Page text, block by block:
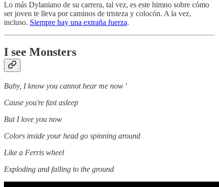
Lo más Dylaniano de su carrera, tal vez, es este himno sobre cómo
ser joven te lleva por caminos de tristeza y colocón. A la vez,
incluso. Siempre hay una extraña fuerza.
I see Monsters
Baby, I know you cannot hear me now '
Cause you're fast asleep
But I love you now
Colors inside your head go spinning around
Like a Ferris wheel
Exploding and falling to the ground